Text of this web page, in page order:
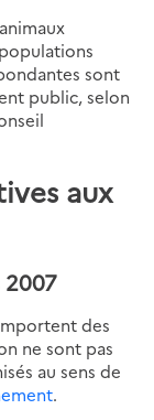
sont
public, selon
aux
des
ne sont pas
au sens de
.